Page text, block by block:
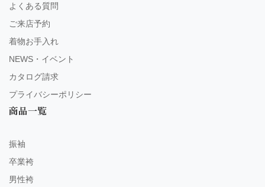
よくある質問
ご来店予約
着物お手入れ
NEWS・イベント
カタログ請求
プライバシーポリシー
商品一覧
振袖
卒業袴
男性袴